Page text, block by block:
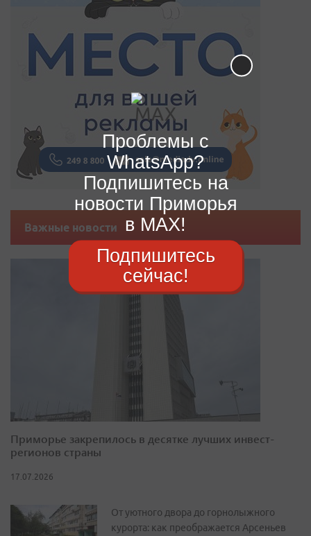
Важные новости
Приморье закрепилось в десятке лучших инвест-
регионов страны
17.07.2026
От уютного двора до горнолыжного
курорта: как преображается Арсеньев
Проблемы с
WhatsApp?
Подпишитесь на
новости Приморья
в MAX!
Подпишитесь
сейчас!